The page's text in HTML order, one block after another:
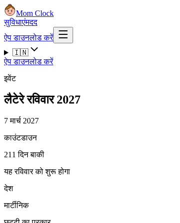
Mom Clock
सुविधाएंमदद
ऐप डाउनलोड करें
🇮🇳
ऐप डाउनलोड करें
इवेंट
लैटेरे रविवार 2027
7 मार्च 2027
काउंटडाउन
211 दिन बाकी
यह रविवार को शुरू होगा
देश
मार्टीनिक